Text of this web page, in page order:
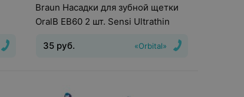
Braun Насадки для зубной щетки
OralB EB60 2 шт. Sensi Ultrathin
«Orbital»
35 руб.